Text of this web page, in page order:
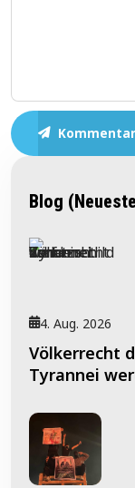
Blog
4. Aug. 2026
Völkerrecht
Tyrannei